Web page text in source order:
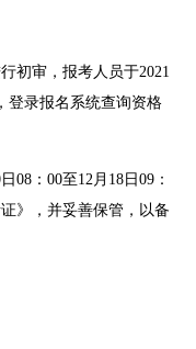
初审，报考人员于2021
登录报名系统查询资格
08：00至12月18日09：
》，并妥善保管，以备